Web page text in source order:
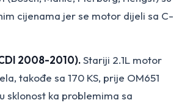
cijenama jer se motor dijeli sa C-
2008-2010).Stariji 2.1L motor
takođe sa 170 KS, prije OM651
sklonost ka problemima sa